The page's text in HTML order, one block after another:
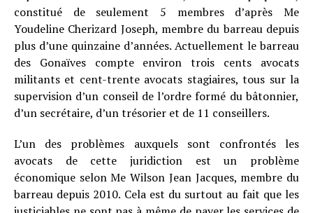
constitué de seulement 5 membres d’après Me
Youdeline Cherizard Joseph, membre du barreau depuis
plus d’une quinzaine d’années. Actuellement le barreau
des Gonaïves compte environ trois cents avocats
militants et cent-trente avocats stagiaires, tous sur la
supervision d’un conseil de l’ordre formé du bâtonnier,
d’un secrétaire, d’un trésorier et de 11 conseillers.
L’un des problèmes auxquels sont confrontés les
avocats de cette juridiction est un problème
économique selon Me Wilson Jean Jacques, membre du
barreau depuis 2010. Cela est du surtout au fait que les